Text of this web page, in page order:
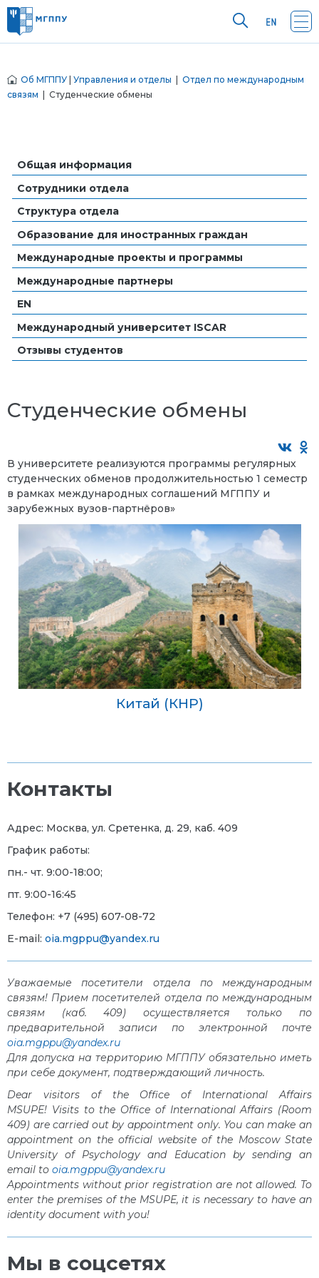
Об МГППУ Управления и отделы
Отдел по международным
связям | Студенческие обмены
Общая информация
Сотрудники отдела
Структура отдела
Образование для иностранных граждан
Международные проекты и программы
Международные партнеры
EN
Международный университет ISCAR
Отзывы студентов
Студенческие обмены
В университете реализуются программы регулярных
студенческих обменов продолжительностью 1 семестр
в рамках международных соглашений МГППУ и
зарубежных вузов-партнёров»
Китай (КНР)
Контакты
Адрес: Москва, ул. Сретенка, д. 29, каб. 409
График работы:
пн.- чт. 9:00-18:00;
пт. 9:00-16:45
Телефон: +7 (495) 607-08-72
E-mail: oia.mgppu@yandex.ru
Уважаемые посетители отдела по международным
связям! Прием посетителей отдела по международным
связям (каб. 409) осуществляется только по
предварительной записи по электронной почте
oia.mgppu@yandex.ru
Для допуска на территорию МГППУ обязательно иметь
при себе документ, подтверждающий личность.
Dear visitors of the Office of International Affairs
MSUPE! Visits to the Office of International Affairs (Room
409) are carried out by appointment only. You can make an
appointment on the official website of the Moscow State
University of Psychology and Education by sending an
email to oia.mgppu@yandex.ru
Appointments without prior registration are not allowed. To
enter the premises of the MSUPE, it is necessary to have an
identity document with you!
Мы в соцсетях